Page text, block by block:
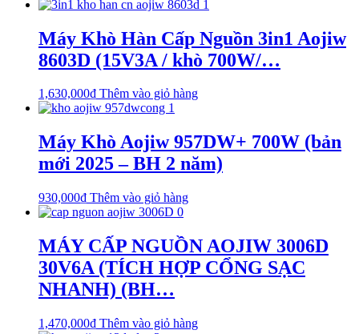
Máy Khò Hàn Cấp Nguồn 3in1 Aojiw
8603D (15V3A / khò 700W/…
1,630,000₫ Thêm vào giỏ hàng
Máy Khò Aojiw 957DW+ 700W (bản
mới 2025 – BH 2 năm)
930,000₫ Thêm vào giỏ hàng
MÁY CẤP NGUỒN AOJIW 3006D
30V6A (TÍCH HỢP CỔNG SẠC
NHANH) (BH…
1,470,000₫ Thêm vào giỏ hàng